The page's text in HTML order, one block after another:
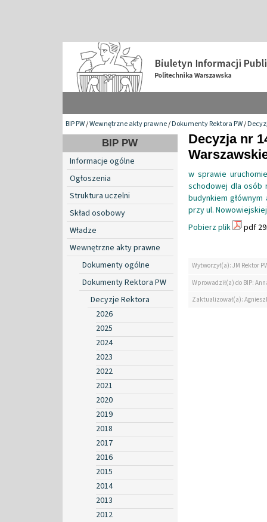
BIP PW/Wewnętrzne akty prawne/Dokumenty Rektora PW/
BIP PW
Informacje ogólne
Ogłoszenia
Struktura uczelni
Skład osobowy
Władze
Wewnętrzne akty prawne
Dokumenty ogólne
Dokumenty Rektora PW
Decyzje Rektora
2026
2025
2024
2023
2022
2021
2020
2019
2018
2017
2016
2015
2014
2013
2012
Decyzja nr
w sprawie
schodowej dla osób
budynkiem
przy ul.
Pobierz plik
pdf
Wytworzył(a): JM Rektor
Wprowadził(a) do BIP:
Zaktualizował(a):